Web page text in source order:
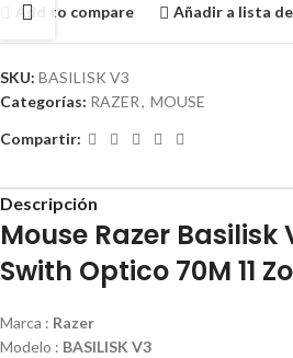
Add to compare Añadir a lista
SKU: BASILISK V3
Categorías: RAZER, MOUSE
Compartir:
Descripción
Mouse Razer Basilisk
Swith Optico 70M 11
Marca : Razer
Modelo : BASILISK V3